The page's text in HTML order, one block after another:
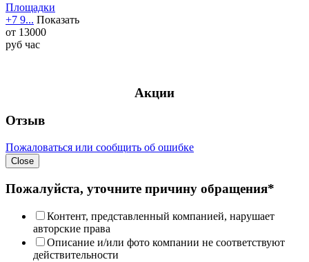
Площадки
+7 9... Показать
от 13000
руб час
Акции
Отзыв
Пожаловаться или сообщить об ошибке
Close
Пожалуйста, уточните причину обращения*
Контент, представленный компанией, нарушает
авторские права
Описание и/или фото компании не соответствуют
действительности